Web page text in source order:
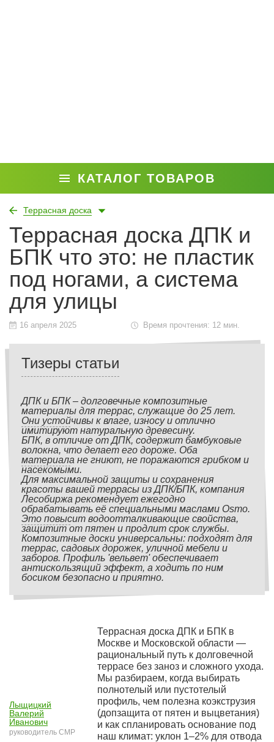
КАТАЛОГ ТОВАРОВ
Террасная доска
Террасная доска ДПК и
БПК что это: не пластик
под ногами, а система
для улицы
16 апреля 2025 Время прочтения: 12 мин.
Тизеры статьи
ДПК и БПК – долговечные композитные
материалы для террас, служащие до 25 лет.
Они устойчивы к влаге, износу и отлично
имитируют натуральную древесину.
БПК, в отличие от ДПК, содержит бамбуковые
волокна, что делает его дороже. Оба
материала не гниют, не поражаются грибком и
насекомыми.
Для максимальной защиты и сохранения
красоты вашей террасы из ДПК/БПК, компания
Лесобиржа рекомендует ежегодно
обрабатывать её специальными маслами Osmo.
Это повысит водоотталкивающие свойства,
защитит от пятен и продлит срок службы.
Композитные доски универсальны: подходят для
террас, садовых дорожек, уличной мебели и
заборов. Профиль 'вельвет' обеспечивает
антискользящий эффект, а ходить по ним
босиком безопасно и приятно.
Лыщицкий
Валерий
Иванович
руководитель СМР
Террасная доска ДПК и БПК в
Москве и Московской области —
рациональный путь к долговечной
террасе без заноз и сложного ухода.
Мы разбираем, когда выбирать
полнотелый или пустотелый
профиль, чем полезна коэкструзия
(допзащита от пятен и выцветания)
и как спланировать основание под
наш климат: уклон 1–2% для отвода